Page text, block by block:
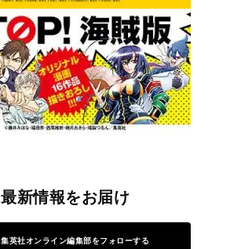
最新情報をお届け
集英社オンライン編集部をフォローする